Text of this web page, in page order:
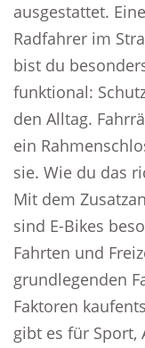
ausgestattet.
Radfahrer im
bist du
funktional:
den Alltag.
ein
sie. Wie du das
Mit dem
sind E-Bikes
Fahrten und
grundlegenden
Faktoren
gibt es für Sport,